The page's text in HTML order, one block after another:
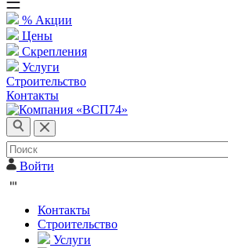
% Акции
Цены
Скрепления
Услуги
Строительство
Контакты
Войти
Контакты
Строительство
Услуги